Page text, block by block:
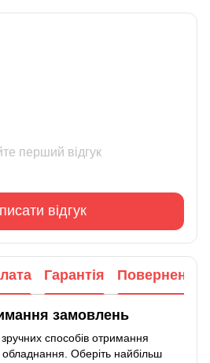
перший відгук
відгук
Гарантія Повернення
замовлень
способів отримання
обладнання. Оберіть найбільш